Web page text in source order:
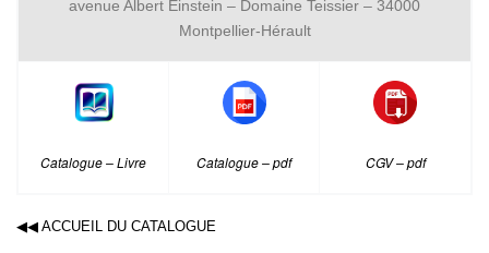
avenue Albert Einstein – Domaine Teissier – 34000
Montpellier-Hérault
Catalogue – Livre Catalogue – pdf CGV – pdf
◀◀ ACCUEIL DU CATALOGUE